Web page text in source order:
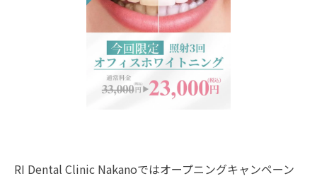
RI Dental Clinic Nakanoではオープニングキャンペーン